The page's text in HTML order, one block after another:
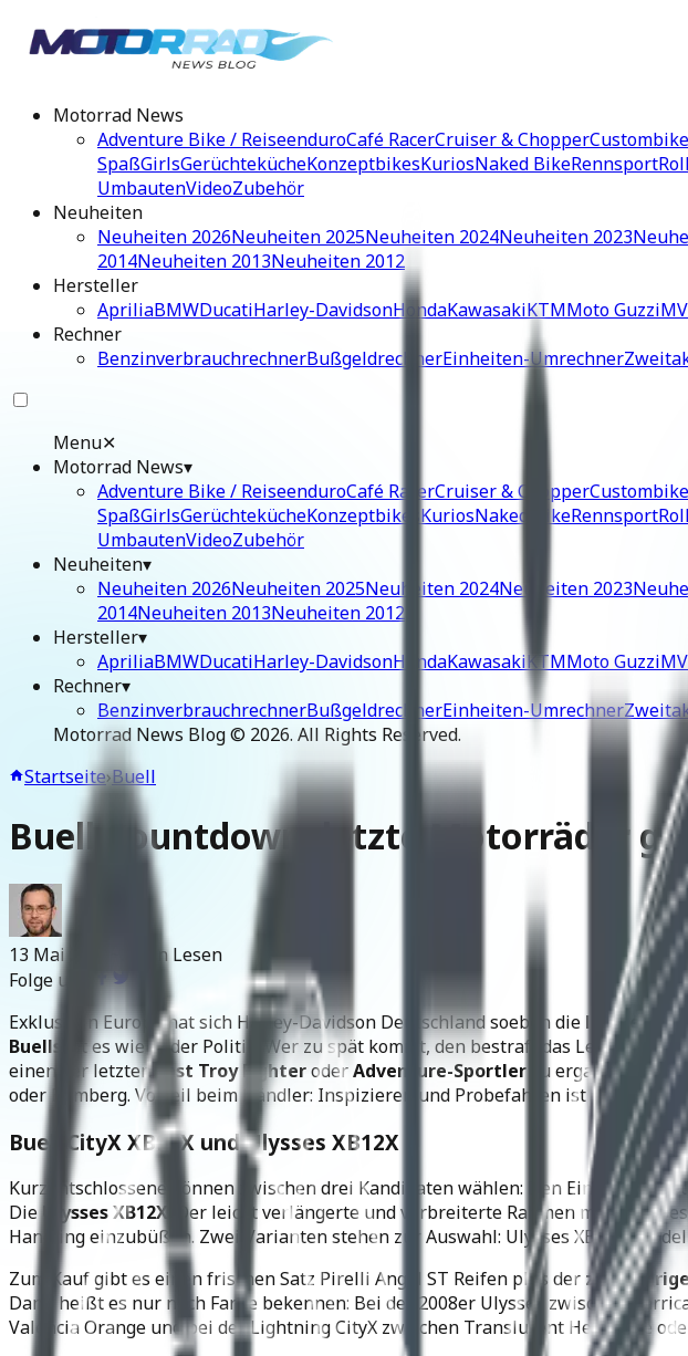
Motorrad News
Adventure Bike / ReiseenduroCafé RacerCruiser & Chopper
SpaßGirlsGerüchtekücheKonzeptbikesKuriosNaked BikeRennsport
UmbautenVideoZubehör
Neuheiten
Neuheiten 2026Neuheiten 2025Neuheiten 2024Neuheiten 2023
2014Neuheiten 2013Neuheiten 2012
Hersteller
ApriliaBMWDucatiHarley-DavidsonHondaKawasakiKTMMoto Guzzi
Rechner
BenzinverbrauchrechnerBußgeldrechnerEinheiten-Umrechner
Menu✕
Motorrad News▾
Adventure Bike / ReiseenduroCafé RacerCruiser & Chopper
SpaßGirlsGerüchtekücheKonzeptbikes KuriosNaked BikeRennsport
UmbautenVideoZubehör
Neuheiten▾
Neuheiten 2026Neuheiten 2025Neuheiten 2024Neuheiten 2023
2014Neuheiten 2013Neuheiten 2012
Hersteller▾
ApriliaBMWDucatiHarley-DavidsonHondaKawasakiKTMMoto Guzzi
Rechner▾
BenzinverbrauchrechnerBußgeldrechnerEinheiten-Umrechner
Motorrad News Blog © 2026. All Rights Reserved.
Startseite›Buell
Buell Countdown: letzte Motorräder
13 Mai 2011
~2 Min Lesen
Folge uns:
Exklusiv in Europa hat sich Harley-Davidson Deutschland soeben die letzten im
Buells
ist es wie in der Politik: Wer zu spät kommt, den bestraft das Leben.
einen der letztenEast Troy FighteroderAdventure-Sportler zu ergattern.
oder Bamberg. Vorteil beim Händler: Inspizieren und Probefahren ist hier
Buell CityX XB9SX und Ulysses XB12X
Kurzentschlossene können zwischen drei Kandidaten wählen: Den Einstieg
Die Ulysses XB12X . Der leicht verlängerte und verbreiterte Rahmen macht
Handling einzubüßen. Zwei Varianten stehen zur Auswahl: Ulysses XB12X,
Zum Kauf gibt es einen frischen Satz Pirelli Angel ST Reifen plus der
Dann heißt es nur noch Farbe bekennen: Bei der 2008er Ulysses zwischen
Valencia Orange und bei der Lightning CityX zwischen Translucent Hero Blue